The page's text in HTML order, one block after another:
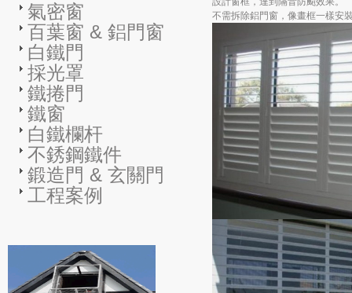
氣密窗
百葉窗 & 鋁門窗
白鐵門
採光罩
鐵捲門
鐵窗
白鐵欄杆
不銹鋼鐵件
鍛造門 & 玄關門
工程案例
不需拆除鋁門窗，像畫框一樣安